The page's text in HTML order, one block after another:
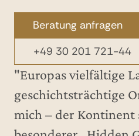
Beratung anfragen
+49 30 201 721-44
"Europas vielfältige
geschichtsträchtige
mich – der Kontinent
Beratung anfragen
+49 30 201 721-44
Beratung anfragen
+49 30 201 721-44
Beratung anfragen
+49 30 201 721-182